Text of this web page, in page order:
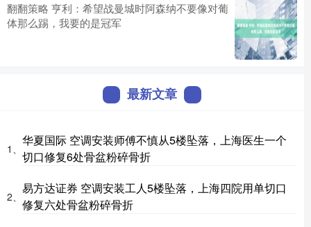
翻翻策略 亨利：希望战曼城时阿森纳不要像对葡
体那么踢，我要的是冠军
最新文章
1、
华夏国际 空调安装师傅不慎从5楼坠落，上海医生一个
切口修复6处骨盆粉碎骨折
2、
易方达证券 空调安装工人5楼坠落，上海四院用单切口
修复六处骨盆粉碎骨折